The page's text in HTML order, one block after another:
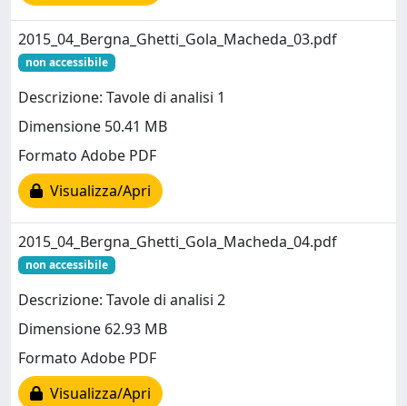
2015_04_Bergna_Ghetti_Gola_Macheda_03.pdf
non accessibile
Descrizione: Tavole di analisi 1
Dimensione 50.41 MB
Formato Adobe PDF
Visualizza/Apri
2015_04_Bergna_Ghetti_Gola_Macheda_04.pdf
non accessibile
Descrizione: Tavole di analisi 2
Dimensione 62.93 MB
Formato Adobe PDF
Visualizza/Apri